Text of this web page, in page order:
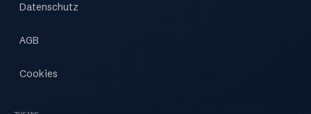
Datenschutz
AGB
Cookies